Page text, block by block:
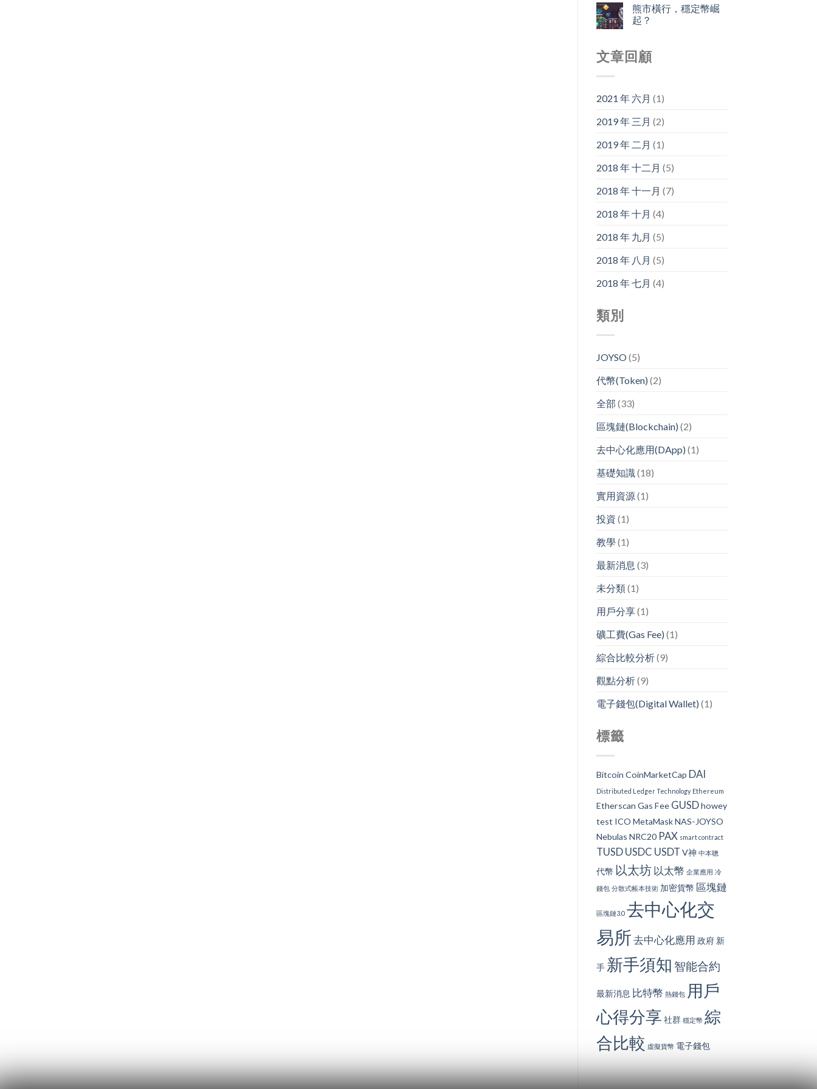
熊市橫行，穩定幣崛
起？
文章回顧
2021 年 六月 (1)
2019 年 三月 (2)
2019 年 二月 (1)
2018 年 十二月 (5)
2018 年 十一月 (7)
2018 年 十月 (4)
2018 年 九月 (5)
2018 年 八月 (5)
2018 年 七月 (4)
類別
JOYSO(5)
代幣(Token) (2)
全部 (33)
區塊鏈(Blockchain) (2)
去中心化應用(DApp) (1)
基礎知識(18)
實用資源(1)
投資 (1)
教學 (1)
最新消息 (3)
未分類(1)
用戶分享(1)
礦工費(Gas Fee) (1)
綜合比較分析(9)
觀點分析(9)
電子錢包(Digital Wallet) (1)
標籤
Bitcoin CoinMarketCap DAI
Distributed Ledger Technology Ethereum
Etherscan Gas Fee GUSD howey
test ICO MetaMask NAS-JOYSO
Nebulas NRC20 PAX smart contract
TUSD USDC USDT V神 中本聰
代幣 以太坊 以太幣 企業應用 冷
錢包 分散式帳本技術 加密貨幣 區塊鏈
區塊鏈3.0 去中心化交
易所 去中心化應用 政府 新
手 新手須知 智能合約
最新消息 比特幣 熱錢包 用戶
心得分享 社群 穩定幣 綜
合比較 虛擬貨幣 電子錢包